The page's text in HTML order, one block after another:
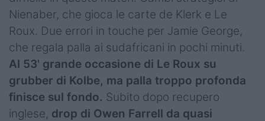
Nienaber, che gioca le carte de Klerk e Le
Roux. Due errori in touche per Jamie George,
che regala palla ai sudafricani in pochi minuti.
Al 53' grande occasione di Le Roux su
grubber di Kolbe, ma palla troppo profonda
finisce sul fondo. Subito dopo recupero
inglese, drop di Owen Farrell da quasi